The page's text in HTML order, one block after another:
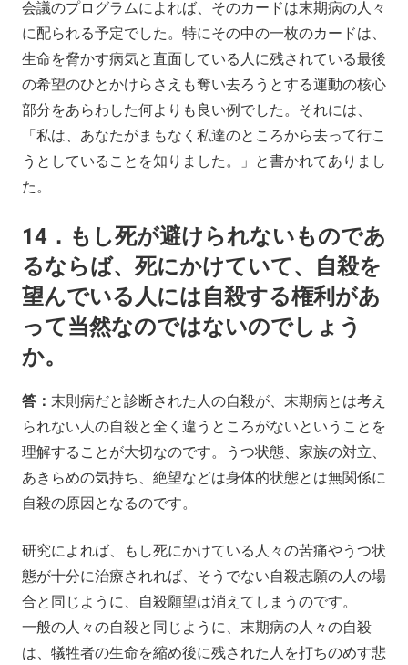
会議のプログラムによれば、そのカードは末期病の人々
に配られる予定でした。特にその中の一枚のカードは、
生命を脅かす病気と直面している人に残されている最後
の希望のひとかけらさえも奪い去ろうとする運動の核心
部分をあらわした何よりも良い例でした。それには、
「私は、あなたがまもなく私達のところから去って行こ
うとしていることを知りました。」と書かれてありまし
た。
14．もし死が避けられないものであ
るならば、死にかけていて、自殺を
望んでいる人には自殺する権利があ
って当然なのではないのでしょう
か。
答： 末則病だと診断された人の自殺が、末期病とは考え
られない人の自殺と全く違うところがないということを
理解することが大切なのです。うつ状態、家族の対立、
あきらめの気持ち、絶望などは身体的状態とは無関係に
自殺の原因となるのです。
研究によれば、もし死にかけている人々の苦痛やうつ状
態が十分に治療されれば、そうでない自殺志願の人の場
合と同じように、自殺願望は消えてしまうのです。
一般の人々の自殺と同じように、末期病の人々の自殺
は、犠牲者の生命を縮め後に残された人を打ちのめす悲